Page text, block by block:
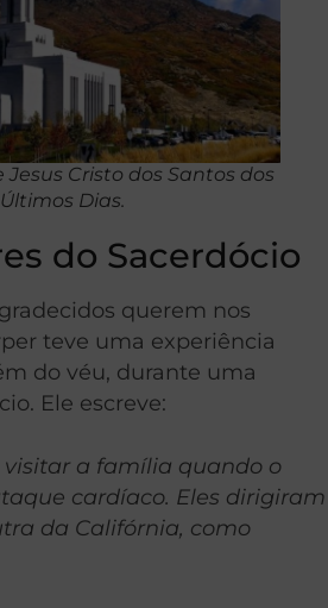
Jesus Cristo dos Santos dos
Últimos Dias.
do Sacerdócio
querem nos
teve uma experiência
do véu, durante uma
Ele escreve:
visitar a família quando o
cardíaco. Eles dirigiram
da Califórnia, como